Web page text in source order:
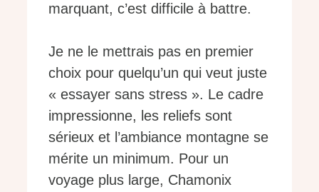
marquant, c’est difficile à battre.
Je ne le mettrais pas en premier
choix pour quelqu’un qui veut juste
« essayer sans stress ». Le cadre
impressionne, les reliefs sont
sérieux et l’ambiance montagne se
mérite un minimum. Pour un
voyage plus large, Chamonix